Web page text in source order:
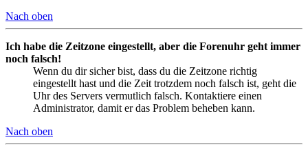
Nach oben
Ich habe die Zeitzone eingestellt, aber die Forenuhr geht immer
noch falsch!
Wenn du dir sicher bist, dass du die Zeitzone richtig
eingestellt hast und die Zeit trotzdem noch falsch ist, geht die
Uhr des Servers vermutlich falsch. Kontaktiere einen
Administrator, damit er das Problem beheben kann.
Nach oben